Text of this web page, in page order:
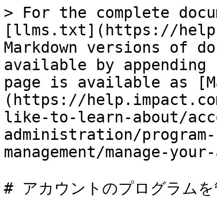
> For the complete
[llms.txt](https://
Markdown versions of
available by
page is available as
(https://
like-to-learn-about/
administration/
management/manage-
# アカウントのプログラムを